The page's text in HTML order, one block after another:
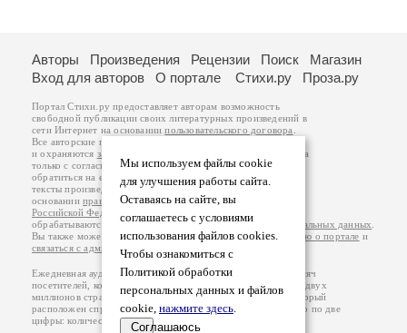
Мы используем файлы cookie
для улучшения работы сайта.
Оставаясь на сайте, вы
соглашаетесь с условиями
использования файлов cookies.
Чтобы ознакомиться с
Политикой обработки
персональных данных и файлов
cookie, нажмите здесь.
Соглашаюсь
Авторы Произведения Рецензии Поиск
Магазин
Вход для авторов
О портале Стихи.ру Проза.ру
Портал Стихи.ру предоставляет авторам возможность
свободной публикации своих литературных произведений в
сети Интернет на основаниипользовательского договора
Все авторские права на произведения принадлежат авторам
и охраняются законом
. Перепечатка произведений возможна
только с согласия его автора, к которому вы можете
обратиться на его авторской странице. Ответственность за
тексты произведений авторы несут самостоятельно на
основанииправил публикацииизаконодательства
Российской Федерации
обрабатываются на основанииПолитики обработки персональных данных
Вы также можете посмотреть более подробнуюинформацию о портале и
связаться с администрацией
Ежедневная аудитория портала Стихи.ру – порядка 200 тысяч
посетителей, которые в общей сумме просматривают более двух
миллионов страниц по данным счетчика посещаемости, который
расположен справа от этого текста. В каждой графе указано по две
цифры: количество просмотров и количество посетителей.